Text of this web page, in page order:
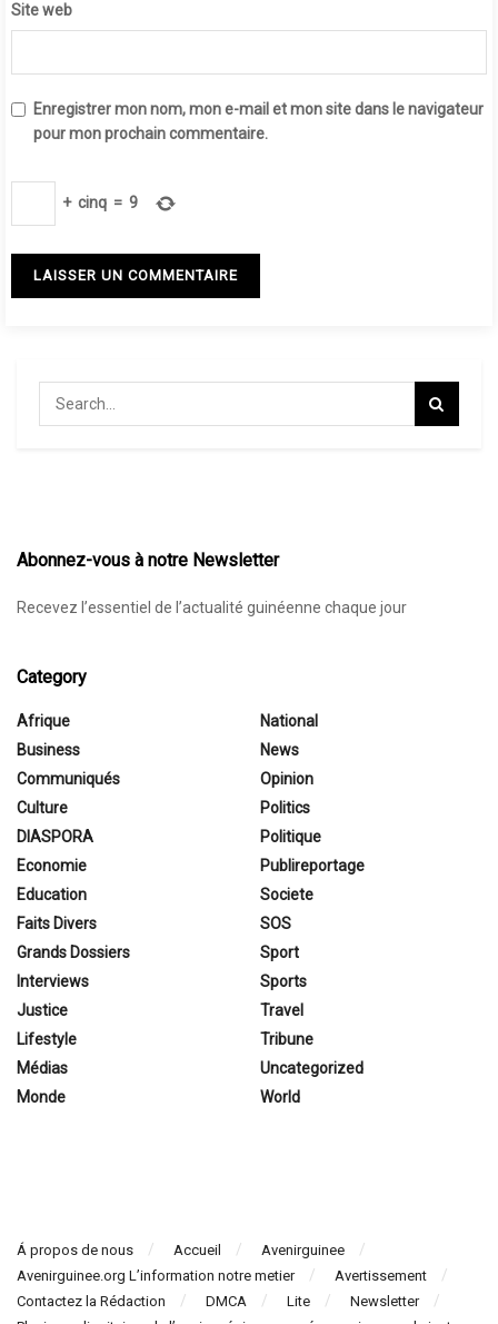
Site web
Enregistrer mon nom, mon e-mail et mon site dans le navigateur
pour mon prochain commentaire.
+ cinq = 9
Abonnez-vous à notre Newsletter
Recevez l’essentiel de l’actualité guinéenne chaque jour
Category
Afrique
Business
Communiqués
Culture
DIASPORA
Economie
Education
Faits Divers
Grands Dossiers
Interviews
Justice
Lifestyle
Médias
Monde
National
News
Opinion
Politics
Politique
Publireportage
Societe
SOS
Sport
Sports
Travel
Tribune
Uncategorized
World
Á propos de nous Accueil
Avenirguinee
Avenirguinee.org L’information notre metier
Avertissement
Contactez la Rédaction
DMCA Lite
Newsletter